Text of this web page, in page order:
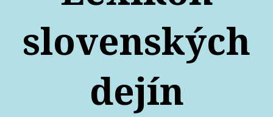
slovenských
dejín